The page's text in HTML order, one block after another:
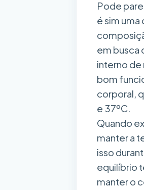
Pode
é sim
em busca
interno de
bom
corporal,
e 37ºC.
Quando
manter a
isso
equilíbrio
manter o